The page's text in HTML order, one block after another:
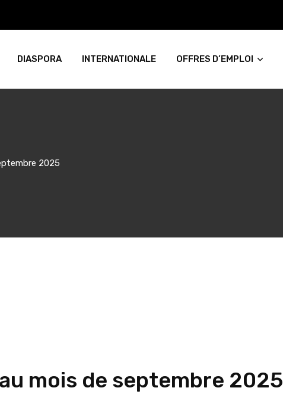
DIASPORA INTERNATIONALE OFFRES D’EMPLOI
2025
mois de septembre 2025